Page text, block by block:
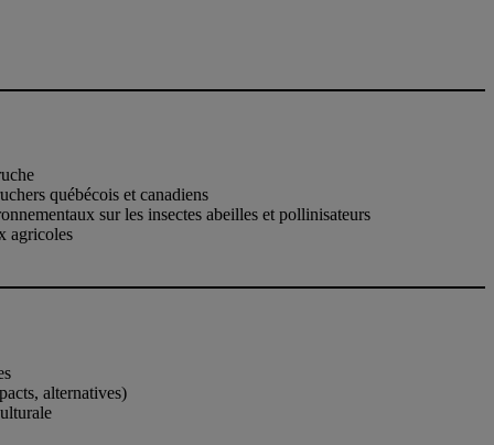
québécois et canadiens
sur les insectes abeilles et pollinisateurs
agricoles
alternatives)